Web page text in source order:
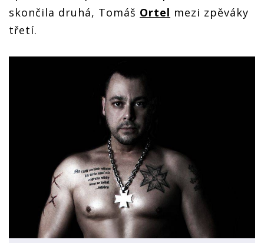
skončila druhá, Tomáš Ortel mezi zpěváky
třetí.